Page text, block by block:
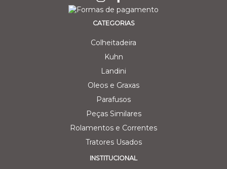
CATEGORIAS
Colheitadeira
Kuhn
Landini
Oleos e Graxas
Parafusos
Peças Similares
Rolamentos e Correntes
Tratores Usados
INSTITUCIONAL